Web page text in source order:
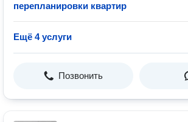
перепланировки квартир
Ещё 4 услуги
Позвонить